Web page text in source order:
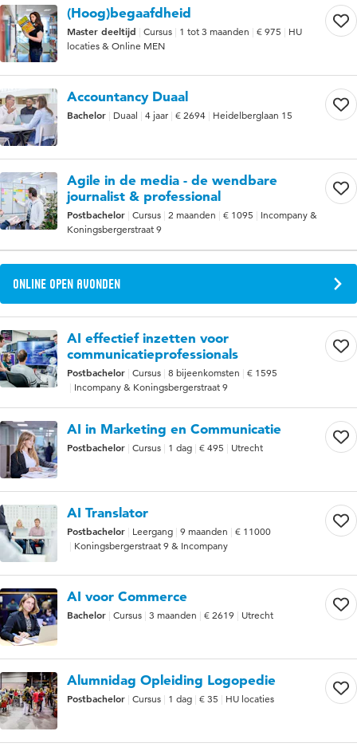
(Hoog)begaafdheid
Master deeltijd Cursus 1 tot 3 maanden € 975
HU
locaties & Online MEN
Accountancy Duaal
Bachelor Duaal 4 jaar € 2694 Heidelberglaan 15
Agile in de media - de wendbare
journalist & professional
Postbachelor Cursus 2 maanden € 1095
Incompany &
Koningsbergerstraat 9
Online open avonden
AI effectief inzetten voor
communicatieprofessionals
Postbachelor Cursus 8 bijeenkomsten
€ 1595
Incompany & Koningsbergerstraat 9
AI in Marketing en Communicatie
Postbachelor Cursus 1 dag € 495 Utrecht
AI Translator
Postbachelor Leergang 9 maanden
€ 11000
Koningsbergerstraat 9 & Incompany
AI voor Commerce
Bachelor Cursus 3 maanden € 2619 Utrecht
Alumnidag Opleiding Logopedie
Postbachelor Cursus 1 dag € 35 HU locaties